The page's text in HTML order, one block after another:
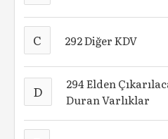
C 292 Diğer KDV
D
294 Elden
Duran Varlıklar